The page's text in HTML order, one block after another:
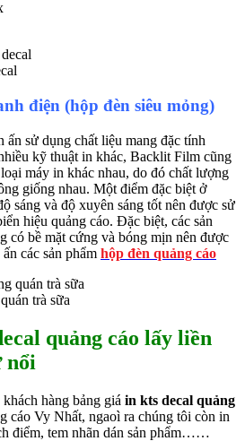
điện (hộp đèn siêu mỏng)
sử dụng chất liệu mang đặc tính
kỹ thuật in khác, Backlit Film cũng
máy in khác nhau, do đó chất lượng
giống nhau. Một điểm đặc biệt ở
sáng và độ xuyên sáng tốt nên được sử
hiệu quảng cáo. Đặc biệt, các sản
có bề mặt cứng và bóng mịn nên được
các sản phẩm hộp đèn quảng cáo
trà sữa
quảng cáo lấy liền
nổi
hàng bảng giá in kts decal quảng
cáo Vy Nhất, ngaoì ra chúng tôi còn in
điểm, tem nhãn dán sản phẩm……